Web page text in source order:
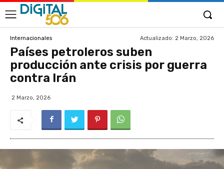
Internacionales Actualizado: 2 Marzo, 2026
Países petroleros suben
producción ante crisis por guerra
contra Irán
2 Marzo, 2026